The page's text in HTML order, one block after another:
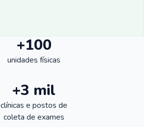
+100
unidades físicas
+3 mil
clínicas e postos de
coleta de exames